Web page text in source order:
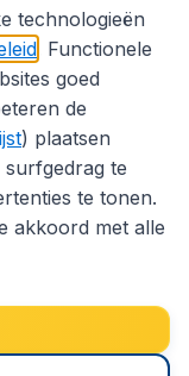
technologieën
. Functionele
goed
de
) plaatsen
te
te tonen.
akkoord met alle